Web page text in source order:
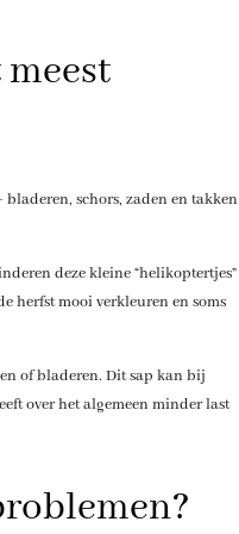
schors, zaden en takken
deze kleine “helikoptertjes”
herfst mooi verkleuren en soms
of bladeren. Dit sap kan bij
over het algemeen minder last